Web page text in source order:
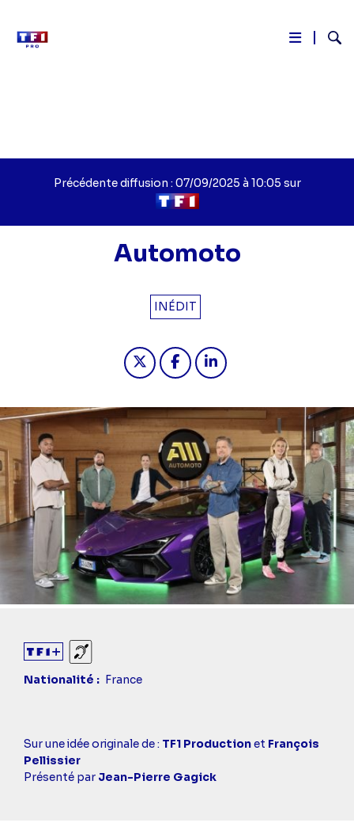
Précédente diffusion : 07/09/2025 à 10:05 sur
Automoto
INÉDIT
Partager "Automoto - Automoto
Partager "Automoto -
Diaporama
Sourds et malentendants
Nationalité
France
Casting
simba
Sur une idée originale de : TF1 Productionet François
Pellissier
Présenté par Jean-Pierre Gagick